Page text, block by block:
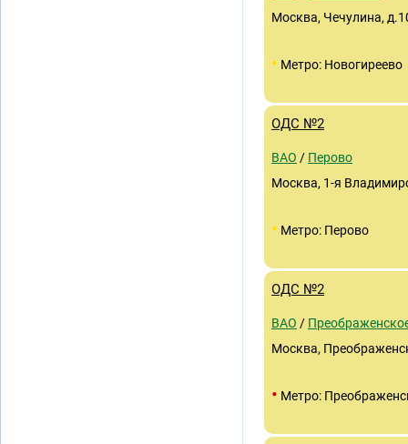
Москва, Чечулина,
• Метро: Новогиреево
ОДС №2
ВАО / Перово
Москва, 1-я
• Метро: Перово
ОДС №2
ВАО /
Москва,
• Метро: